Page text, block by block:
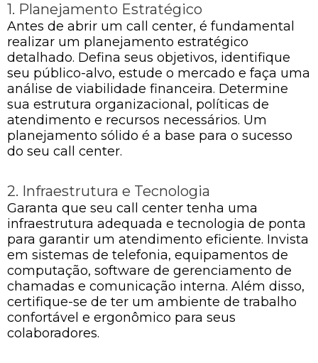
1. Planejamento Estratégico
Antes de abrir um call center, é fundamental
realizar um planejamento estratégico
detalhado. Defina seus objetivos, identifique
seu público-alvo, estude o mercado e faça uma
análise de viabilidade financeira. Determine
sua estrutura organizacional, políticas de
atendimento e recursos necessários. Um
planejamento sólido é a base para o sucesso
do seu call center.
2. Infraestrutura e Tecnologia
Garanta que seu call center tenha uma
infraestrutura adequada e tecnologia de ponta
para garantir um atendimento eficiente. Invista
em sistemas de telefonia, equipamentos de
computação, software de gerenciamento de
chamadas e comunicação interna. Além disso,
certifique-se de ter um ambiente de trabalho
confortável e ergonômico para seus
colaboradores.